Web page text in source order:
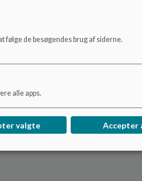
følge de besøgendes brug af siderne.
alle apps.
valgte Accepter